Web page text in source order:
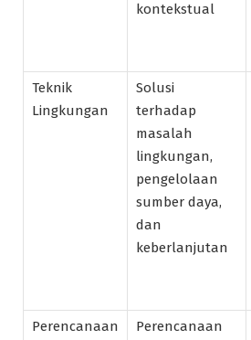
kontekstual
Teknik
Lingkungan
Solusi
terhadap
masalah
lingkungan,
pengelolaan
sumber daya,
dan
keberlanjutan
Perencanaan
Perencanaan